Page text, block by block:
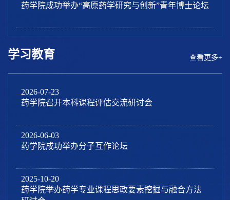
药学院成功举办“高原药学研究与创新”青年博士论坛
学习教育 查看更多+
2026-07-23
药学院召开本科课程评估交流研讨会
2026-06-03
药学院成功举办分子互作论坛
2025-10-20
药学院举办药学专业课程思政要素挖掘与融合方法